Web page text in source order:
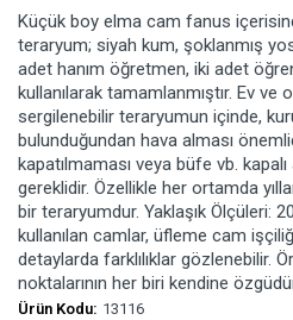
Küçük boy elma cam fanus
teraryum; siyah kum, şoklanmış
adet hanım öğretmen, iki adet
kullanılarak tamamlanmıştır. Ev ve
sergilenebilir teraryumun içinde,
bulunduğundan hava alması
kapatılmaması veya büfe vb.
gereklidir. Özellikle her ortamda
bir teraryumdur. Yaklaşık Ölçüleri:
kullanılan camlar, üfleme cam
detaylarda farklılıklar gözlenebilir.
noktalarının her biri kendine
Ürün Kodu: 13116